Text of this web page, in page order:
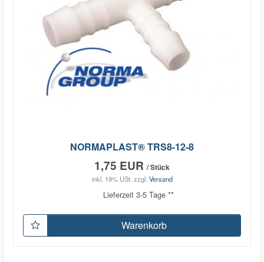
NORMAPLAST® TRS8-12-8
1,75 EUR / Stück
inkl. 19% USt. zzgl. Versand
Lieferzeit 3-5 Tage **
Warenkorb